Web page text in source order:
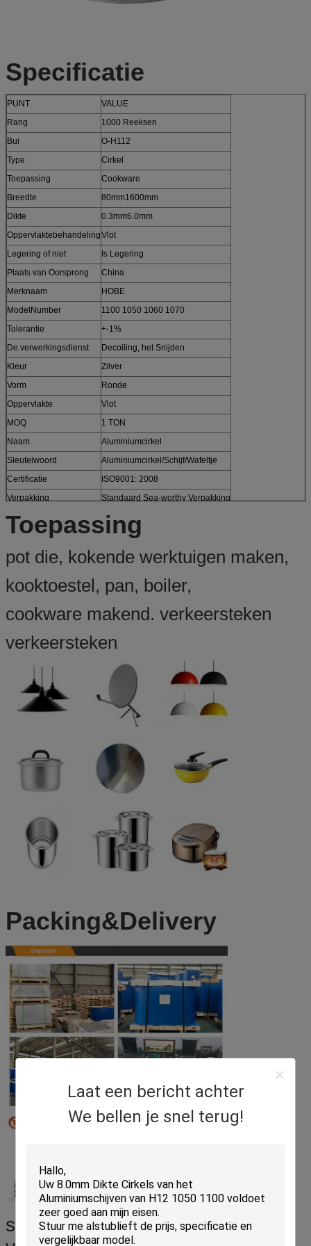
Laat een bericht achter
We bellen je snel terug!
Specificatie
PUNT
VALUE
Rang
1000 Reeksen
Bui
O-H112
Type
Cirkel
Toepassing
Cookware
Breedte
80mm1600mm
Dikte
0.3mm6.0mm
OppervlaktebehandelingVlot
Legering of niet
Is Legering
Plaats van Oorsprong
China
Merknaam
HOBE
ModelNumber
1100 1050 1060 1070
Tolerantie
+-1%
De verwerkingsdienst
Decoiling, het Snijden
Kleur
Zilver
Vorm
Ronde
Oppervlakte
Vlot
MOQ
1 TON
Naam
Aluminiumcirkel
Sleutelwoord
Aluminiumcirkel/Schijf/Wafeltje
Certificatie
ISO9001: 2008
Verpakking
Standaard Sea-worthy Verpakking
Toepassing
pot die, kokende werktuigen maken,
kooktoestel, pan, boiler,
cookware makend. verkeersteken
verkeersteken
Packing&Delivery
stukken cirkels - in het document